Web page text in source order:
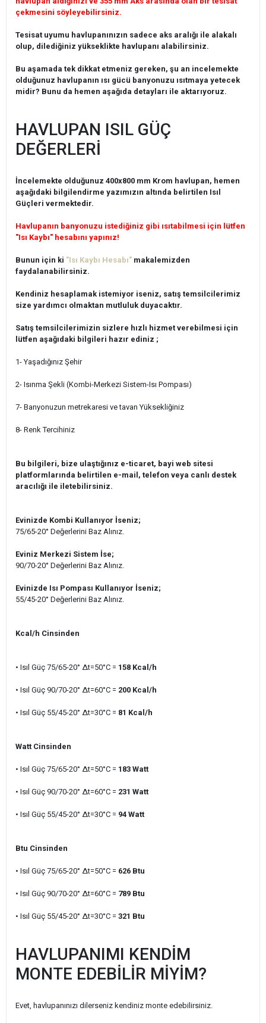
çekmesini söyleyebilirsiniz.
Tesisat uyumu havlupanınızın sadece aks aralığı ile alakalı
olup, dilediğiniz yükseklikte havlupanı alabilirsiniz.
Bu aşamada tek dikkat etmeniz gereken, şu an incelemekte
olduğunuz havlupanın ısı gücü banyonuzu ısıtmaya yetecek
midir? Bunu da hemen aşağıda detayları ile aktarıyoruz.
HAVLUPAN ISIL GÜÇ
DEĞERLERİ
İncelemekte olduğunuz 400x800 mm Krom havlupan, hemen
aşağıdaki bilgilendirme yazımızın altında belirtilen Isıl
Güçleri vermektedir.
Havlupanın banyonuzu istediğiniz gibi ısıtabilmesi için lütfen
"Isı Kaybı" hesabını yapınız!
Bunun için ki "Isı Kaybı Hesabı" makalemizden
faydalanabilirsiniz.
Kendiniz hesaplamak istemiyor iseniz, satış temsilcilerimiz
size yardımcı olmaktan mutluluk duyacaktır.
Satış temsilcilerimizin sizlere hızlı hizmet verebilmesi için
lütfen aşağıdaki bilgileri hazır ediniz ;
1- Yaşadığınız Şehir
2- Isınma Şekli (Kombi-Merkezi Sistem-Isı Pompası)
7- Banyonuzun metrekaresi ve tavan Yüksekliğiniz
8- Renk Tercihiniz
Bu bilgileri, bize ulaştığınız e-ticaret, bayi web sitesi
platformlarında belirtilen e-mail, telefon veya canlı destek
aracılığı ile iletebilirsiniz.
Evinizde Kombi Kullanıyor İseniz;
75/65-20° Değerlerini Baz Alınız.
Eviniz Merkezi Sistem İse;
90/70-20° Değerlerini Baz Alınız.
Evinizde Isı Pompası Kullanıyor İseniz;
55/45-20° Değerlerini Baz Alınız.
Kcal/h Cinsinden
• Isıl Güç 75/65-20° ∆t=50°C = 158 Kcal/h
• Isıl Güç 90/70-20° ∆t=60°C = 200 Kcal/h
• Isıl Güç 55/45-20° ∆t=30°C = 81 Kcal/h
Watt Cinsinden
• Isıl Güç 75/65-20° ∆t=50°C = 183 Watt
• Isıl Güç 90/70-20° ∆t=60°C = 231 Watt
• Isıl Güç 55/45-20° ∆t=30°C = 94 Watt
Btu Cinsinden
• Isıl Güç 75/65-20° ∆t=50°C = 626 Btu
• Isıl Güç 90/70-20° ∆t=60°C = 789 Btu
• Isıl Güç 55/45-20° ∆t=30°C = 321 Btu
HAVLUPANIMI KENDİM
MONTE EDEBİLİR MİYİM?
Evet, havlupanınızı dilerseniz kendiniz monte edebilirsiniz.